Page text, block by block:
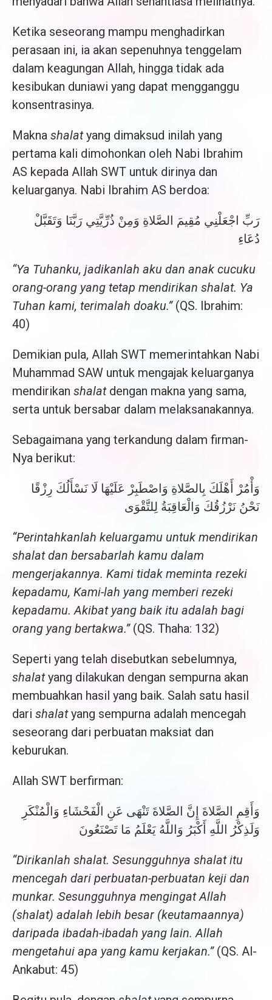
Ketika seseorang mampu menghadirkan
perasaan ini, ia akan sepenuhnya tenggelam
dalam keagungan Allah, hingga tidak ada
kesibukan duniawi yang dapat mengganggu
konsentrasinya.
Makna shalatyang dimaksud inilah yang
pertama kali dimohonkan oleh Nabi Ibrahim
AS kepada Allah SWT untuk dirinya dan
keluarganya. Nabi Ibrahim AS berdoa:
رَبِّ اجْعَلْنِي مُقِيمَ الصَّلاةِ وَمِنْ ذُرِّيَّتِي رَبَّنَا وَتَقَبَّلْ
دُعَاءِ
“Ya Tuhanku, jadikanlah aku dan anak cucuku
orang-orang yang tetap mendirikan shalat. Ya
Tuhan kami, terimalah doaku.” (QS. Ibrahim:
40)
Demikian pula, Allah SWT memerintahkan Nabi
Muhammad SAW untuk mengajak keluarganya
mendirikan shalatdengan makna yang sama,
serta untuk bersabar dalam melaksanakannya.
Sebagaimana yang terkandung dalam firman-
Nya berikut:
وَأْمُرْ أَهْلَكَ بِالصَّلاةِ وَاصْطَبِرْ عَلَيْهَا لَا نَسْأَلُكَ رِزْقًا
نَحْنُ نَرْزُقُكَ وَالْعَاقِبَةُ لِلتَّقْوَى
“Perintahkanlah keluargamu untuk mendirikan
shalat dan bersabarlah kamu dalam
mengerjakannya. Kami tidak meminta rezeki
kepadamu, Kami-lah yang memberi rezeki
kepadamu. Akibat yang baik itu adalah bagi
orang yang bertakwa.”(QS. Thaha: 132)
Seperti yang telah disebutkan sebelumnya,
shalatyang dilakukan dengan sempurna akan
membuahkan hasil yang baik. Salah satu hasil
dari shalatyang sempurna adalah mencegah
seseorang dari perbuatan maksiat dan
keburukan.
Allah SWT berfirman:
وَأَقِمِ الصَّلاةَ إِنَّ الصَّلاةَ تَنْهَى عَنِ الْفَحْشَاءِ وَالْمُنْكَرِ
وَلَذِكْرُ اللَّهِ أَكْبَرُ وَاللَّهُ يَعْلَمُ مَا تَصْنَعُونَ
“Dirikanlah shalat. Sesungguhnya shalat itu
mencegah dari perbuatan-perbuatan keji dan
munkar. Sesungguhnya mengingat Allah
(shalat) adalah lebih besar (keutamaannya)
daripada ibadah-ibadah yang lain. Allah
mengetahui apa yang kamu kerjakan.” (QS. Al-
Ankabut: 45)